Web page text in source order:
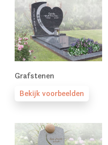
Grafstenen
Bekijk voorbeelden